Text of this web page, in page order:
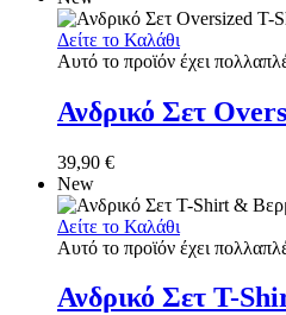
Δείτε το Καλάθι
Αυτό το προϊόν έχει
Ανδρικό Σετ
39,90 €
New
Δείτε το Καλάθι
Αυτό το προϊόν έχει
Ανδρικό Σετ T-